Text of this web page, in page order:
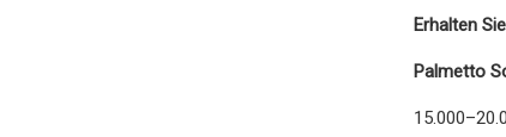
Erhalten
Palmetto